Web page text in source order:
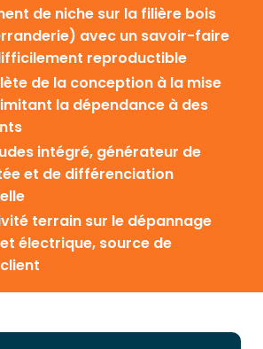
de niche sur la filière bois
avec un savoir-faire
reproductible
de la conception à la mise
la dépendance à des
intégré, générateur de
et de différenciation
terrain sur le dépannage
électrique, source de